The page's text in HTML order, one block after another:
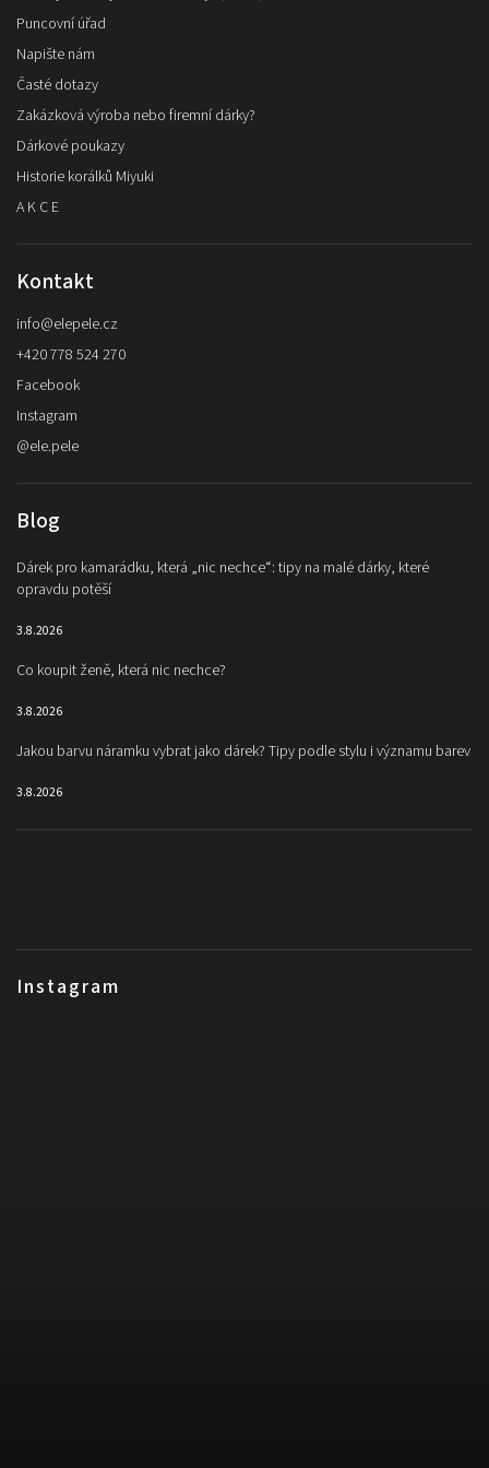
Puncovní úřad
Napište nám
Časté dotazy
Zakázková výroba nebo firemní dárky?
Dárkové poukazy
Historie korálků Miyuki
A K C E
Instagram
Kontakt
info@elepele.cz
+420 778 524 270
Facebook
Instagram
@ele.pele
Blog
Dárek pro kamarádku, která „nic nechce“: tipy na malé dárky, které
opravdu potěší
3.8.2026
Co koupit ženě, která nic nechce?
3.8.2026
Jakou barvu náramku vybrat jako dárek? Tipy podle stylu i významu barev
3.8.2026